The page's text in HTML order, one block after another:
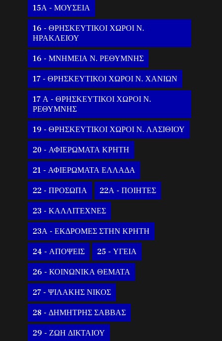
15Α - ΜΟΥΣΕΙΑ
16 - ΘΡΗΣΚΕΥΤΙΚΟΙ ΧΩΡΟΙ Ν.
ΗΡΑΚΛΕΙΟΥ
16 - ΜΝΗΜΕΙΑ Ν. ΡΕΘΥΜΝΗΣ
17 - ΘΡΗΣΚΕΥΤΙΚΟΙ ΧΩΡΟΙ Ν. ΧΑΝΙΩΝ
17 Α - ΘΡΗΣΚΕΥΤΙΚΟΙ ΧΩΡΟΙ Ν.
ΡΕΘΥΜΝΗΣ
19 - ΘΡΗΣΚΕΥΤΙΚΟΙ ΧΩΡΟΙ Ν. ΛΑΣΙΘΙΟΥ
20 - ΑΦΙΕΡΩΜΑΤΑ ΚΡΗΤΗ
21 - ΑΦΙΕΡΩΜΑΤΑ ΕΛΛΑΔΑ
22 - ΠΡΟΣΩΠΑ 22Α - ΠΟΙΗΤΕΣ
23 - ΚΑΛΛΙΤΕΧΝΕΣ
23Α - ΕΚΔΡΟΜΕΣ ΣΤΗΝ ΚΡΗΤΗ
24 - ΑΠΟΨΕΙΣ 25 - ΥΓΕΙΑ
26 - ΚΟΙΝΩΝΙΚΑ ΘΕΜΑΤΑ
27 - ΨΙΛΑΚΗΣ ΝΙΚΟΣ
28 - ΔΗΜΗΤΡΗΣ ΣΑΒΒΑΣ
29 - ΖΩΗ ΔΙΚΤΑΙΟΥ